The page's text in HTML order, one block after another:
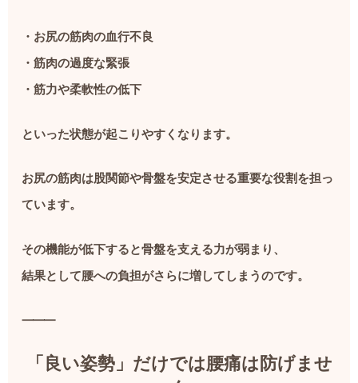
・お尻の筋肉の血行不良
・筋肉の過度な緊張
・筋力や柔軟性の低下
といった状態が起こりやすくなります。
お尻の筋肉は股関節や骨盤を安定させる重要な役割を担っ
ています。
その機能が低下すると骨盤を支える力が弱まり、
結果として腰への負担がさらに増してしまうのです。
⸻
「良い姿勢」だけでは腰痛は防げませ